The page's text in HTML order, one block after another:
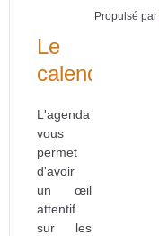
Propulsé par
Le
calendrier
L'agenda
vous
permet
d'avoir
un œil
attentif
sur les
précédente
précédent
suivante
suivant